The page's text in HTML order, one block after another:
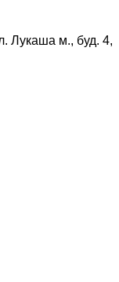
Лукаша м., буд. 4,